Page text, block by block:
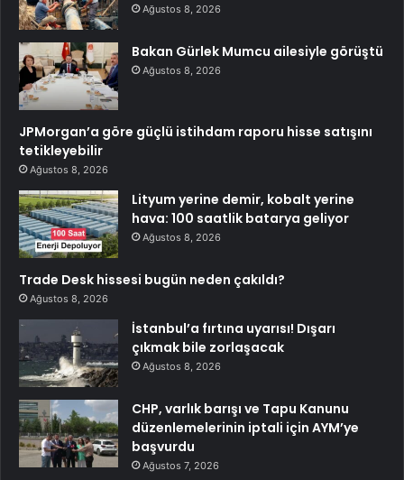
Ağustos 8, 2026
Bakan Gürlek Mumcu ailesiyle görüştü
Ağustos 8, 2026
JPMorgan’a göre güçlü istihdam raporu hisse satışını
tetikleyebilir
Ağustos 8, 2026
Lityum yerine demir, kobalt yerine
hava: 100 saatlik batarya geliyor
Ağustos 8, 2026
Trade Desk hissesi bugün neden çakıldı?
Ağustos 8, 2026
İstanbul’a fırtına uyarısı! Dışarı
çıkmak bile zorlaşacak
Ağustos 8, 2026
CHP, varlık barışı ve Tapu Kanunu
düzenlemelerinin iptali için AYM’ye
başvurdu
Ağustos 7, 2026